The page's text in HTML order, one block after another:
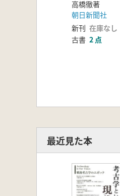
高橋徹著
朝日新聞社
新刊 在庫なし
古書 2 点
最近見た本